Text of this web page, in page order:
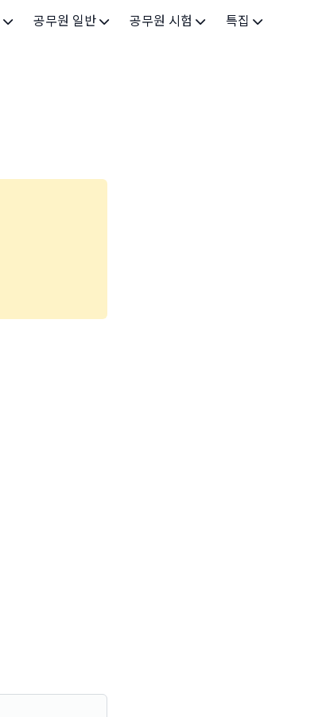
공무원 일반 공무원 시험 특집